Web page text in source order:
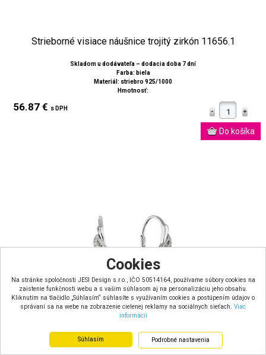
Cookies
Na stránke spoločnosti JESI Design s.r.o., IČO 50514164, používame súbory cookies na
zaistenie funkčnosti webu a s vašim súhlasom aj na personalizáciu jeho obsahu.
Kliknutím na tlačidlo „Súhlasím“ súhlasíte s využívaním cookies a postúpením údajov o
správaní sa na webe na zobrazenie cielenej reklamy na sociálnych sieťach. Viac
informácií
Súhlasím Podrobné nastavenia
Strieborné visiace náušnice trojitý zirkón 11656.1
Skladom u dodávateľa – dodacia doba 7 dní
Farba: biela
Materiál: striebro 925/1000
Hmotnosť:
56.87 € s DPH
Strieborné visiace náušnice vlnka 11671.1